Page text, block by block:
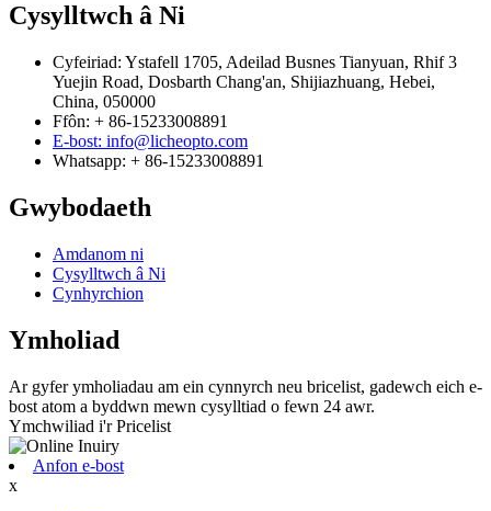
Cysylltwch â Ni
Cyfeiriad: Ystafell 1705, Adeilad Busnes Tianyuan, Rhif 3
Yuejin Road, Dosbarth Chang'an, Shijiazhuang, Hebei,
China, 050000
Ffôn: + 86-15233008891
E-bost: info@licheopto.com
Whatsapp: + 86-15233008891
Gwybodaeth
Amdanom ni
Cysylltwch â Ni
Cynhyrchion
Ymholiad
Ar gyfer ymholiadau am ein cynnyrch neu bricelist, gadewch eich e-
bost atom a byddwn mewn cysylltiad o fewn 24 awr.
Ymchwiliad i'r Pricelist
Anfon e-bost
x